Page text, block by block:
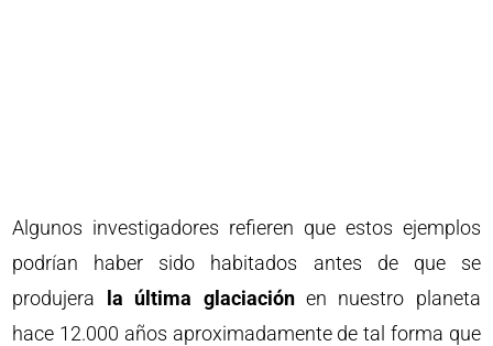
Algunos investigadores refieren que estos ejemplos
podrían haber sido habitados antes de que se
produjera la última glaciaciónen nuestro planeta
hace 12.000 años aproximadamente de tal forma que